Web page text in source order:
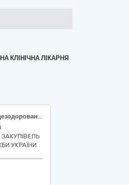
КЛІНІЧНА ЛІКАРНЯ
Олія рафінована соняшникова дезодорована виморожена марки «П»
ЗАКУПІВЕЛЬ
УКРАЇНИ